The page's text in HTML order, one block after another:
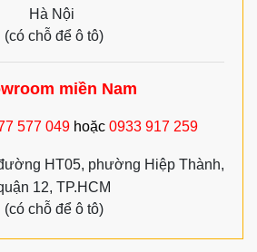
Hà Nội
(có chỗ để ô tô)
miền Nam
577 049 hoặc 0933 917 259
HT05, phường Hiệp Thành,
12, TP.HCM
(có chỗ để ô tô)